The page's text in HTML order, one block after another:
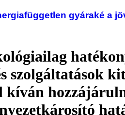
gyáraké a
szolgáltatások